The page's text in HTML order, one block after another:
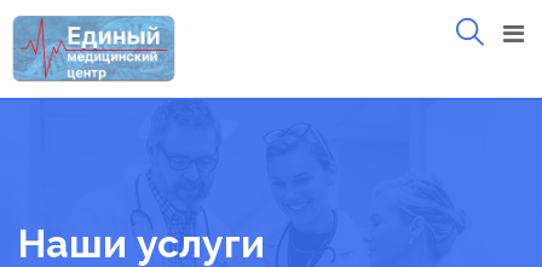
Skip
to
content
Наши услуги